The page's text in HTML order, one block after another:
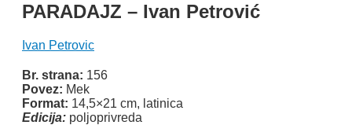
PARADAJZ – Ivan Petrović
Ivan Petrovic
Br. strana: 156
Povez: Mek
Format: 14,5×21 cm, latinica
Edicija: poljoprivreda